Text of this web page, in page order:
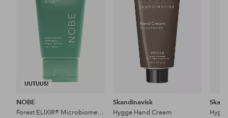
UUTUUS!
NOBE
Forest ELIXIR® Microbiome Repairing Hand Cream 50 Ml
Skandinavisk
Hygge Hand Cream